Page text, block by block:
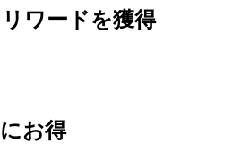
ワードを獲得
お得